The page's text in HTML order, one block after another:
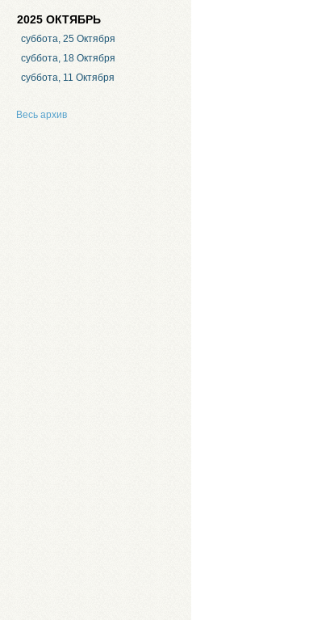
2025 ОКТЯБРЬ
суббота, 25 Октября
суббота, 18 Октября
суббота, 11 Октября
Весь архив